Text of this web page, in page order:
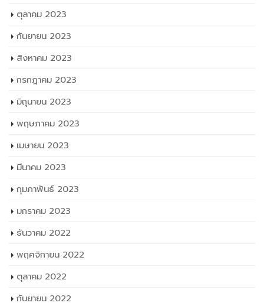
ตุลาคม 2023
กันยายน 2023
สิงหาคม 2023
กรกฎาคม 2023
มิถุนายน 2023
พฤษภาคม 2023
เมษายน 2023
มีนาคม 2023
กุมภาพันธ์ 2023
มกราคม 2023
ธันวาคม 2022
พฤศจิกายน 2022
ตุลาคม 2022
กันยายน 2022